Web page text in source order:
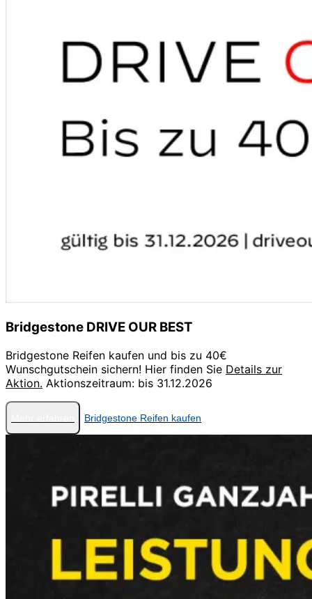
Bridgestone DRIVE OUR BEST
Bridgestone Reifen kaufen und bis zu 40€
Wunschgutschein sichern! Hier finden Sie Details zur
Aktion. Aktionszeitraum: bis 31.12.2026
Bridgestone Reifen kaufen